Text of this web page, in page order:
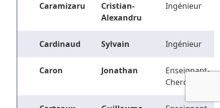
Caramizaru
Cristian-
Alexandru
Ingénieur
Cardinaud Sylvain Ingénieur
Caron Jonathan
Enseignant-
Chercheur